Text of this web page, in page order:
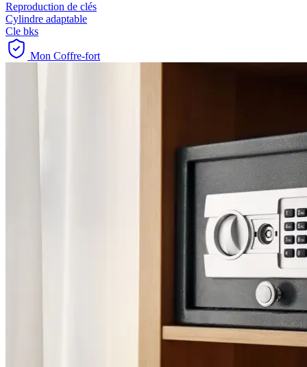
Reproduction de clés
Cylindre adaptable
Cle bks
Mon Coffre-fort